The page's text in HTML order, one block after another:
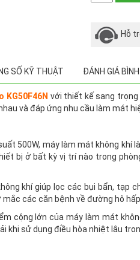
Hỗ
SỐ KỸ THUẬT ĐÁNH GIÁ
KG50F46N với thiết kế sang trọng
và đáp ứng nhu cầu làm mát
500W, máy làm mát không khí
bị ở bất kỳ vị trí nào trong
khí giúp lọc các bụi bẩn, tạp
các căn bệnh về đường hô hấp.
cộng lớn của máy làm mát
khi sử dụng điều hòa nhiệt lâu